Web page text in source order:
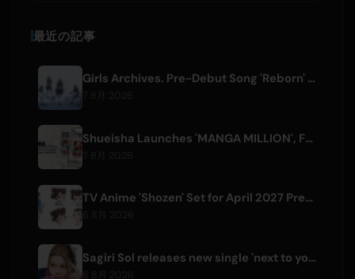
最近の記事
Girls Archives. Pre-Debut Song 'Reborn' is Theme for Netflix Film
Shueisha Launches 'MANGA MILLION', Free Global Library of 400 Manga Titles
TV Anime 'Shozen' Set for April 2027 Premiere on Fuji TV
Sagiri Sol releases new single 'next to your love' after hiatus